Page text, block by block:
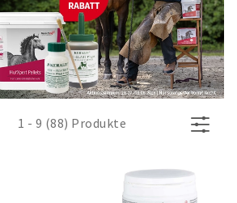
1 - 9 (88) Produkte